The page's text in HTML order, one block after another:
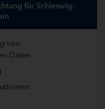
für Schleswig-
von
Daten